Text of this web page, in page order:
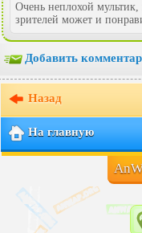
Очень неплохой
зрителей может и
Добавить
Назад
На главную